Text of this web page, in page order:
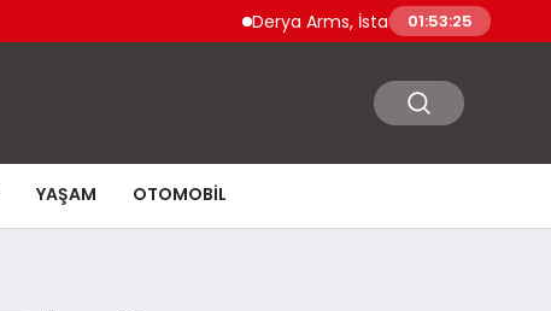
Derya Arms, İstanbul Prohunt 2026’da
01:53:26
YAŞAM OTOMOBIL